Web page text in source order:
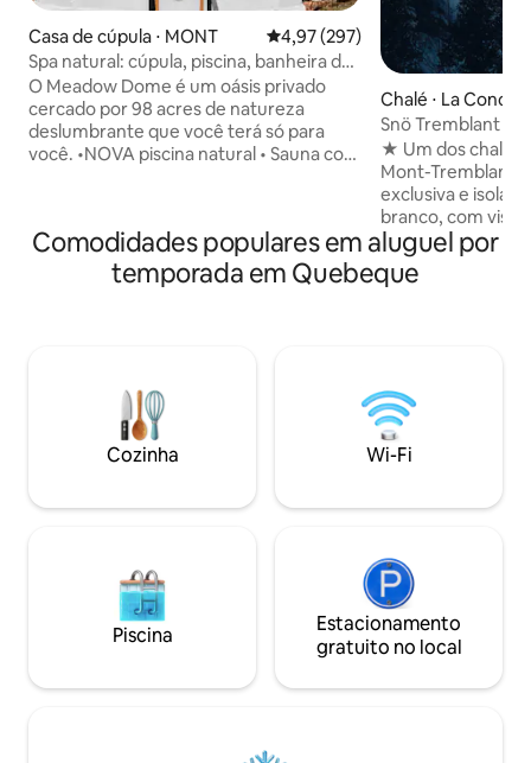
Casa de cúpula ⋅ MONT 4,97 de uma avaliação média de
4,97 (297)
Spa natural: cúpula, piscina, banheira de
hidromassagem, sauna e trilhas
O Meadow Dome é um oásis privado
cercado por 98 acres de natureza
deslumbrante que você terá só para
você. •NOVA piscina natural • Sauna com
Fogueira ao ar livre Perto do Algonquin
Park Cercado por milhares de lagos.
Meadow Dome é um local ideal se você
Chalé ⋅ La
Snö Tremblant l
Spa &View#1
★ Um dos chalés
Mont-
exclusiva e
branco, com
montanhas de
cabana é um
majestosamente
estar totalmente
com vista,
banheira de
para uma
Comodidades populares em aluguel por
temporada em Quebeque
Cozinha Wi-Fi
Piscina
Estacionamento
gratuito no local